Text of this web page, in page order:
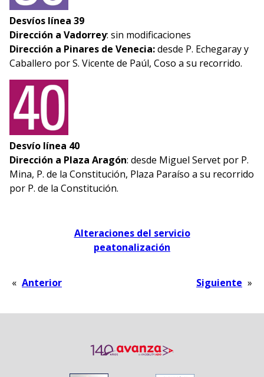
Desvíos línea 39
Dirección a Vadorrey: sin modificaciones
Dirección a Pinares de Venecia:desde P. Echegaray y
Caballero por S. Vicente de Paúl, Coso a su recorrido.
Desvío línea 40
Dirección a Plaza Aragón: desde Miguel Servet por P.
Mina, P. de la Constitución, Plaza Paraíso a su recorrido
por P. de la Constitución.
Alteraciones del servicio
peatonalización
« Anterior Siguiente »